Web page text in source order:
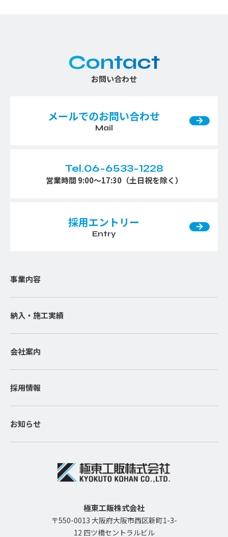
Contact
お問い合わせ
メールでのお問い合わせ
Mail
Tel.06-6533-1228
営業時間 9:00〜17:30（土日祝を除く）
採用エントリー
Entry
事業内容
納入・施工実績
会社案内
採用情報
お知らせ
極東工販株式会社
〒550-0013 大阪府大阪市西区新町1-3-
12 四ツ橋セントラルビル